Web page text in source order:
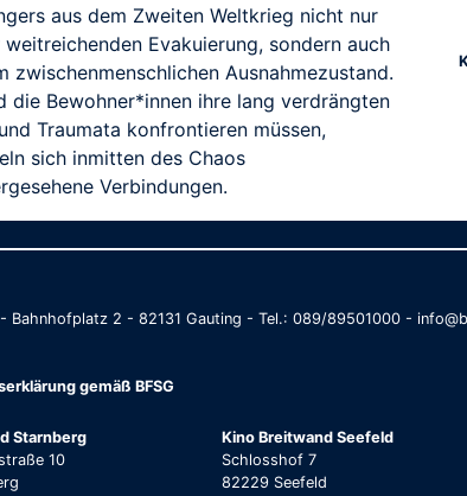
aus dem Zweiten Weltkrieg nicht nur
weitreichenden Evakuierung, sondern auch
zwischenmenschlichen Ausnahmezustand.
die Bewohner*innen ihre lang verdrängten
Traumata konfrontieren müssen,
sich inmitten des Chaos
Verbindungen.
2 - 82131 Gauting - Tel.: 089/89501000 -
gemäß BFSG
Starnberg
10
Kino Breitwand Seefeld
Schlosshof 7
82229 Seefeld